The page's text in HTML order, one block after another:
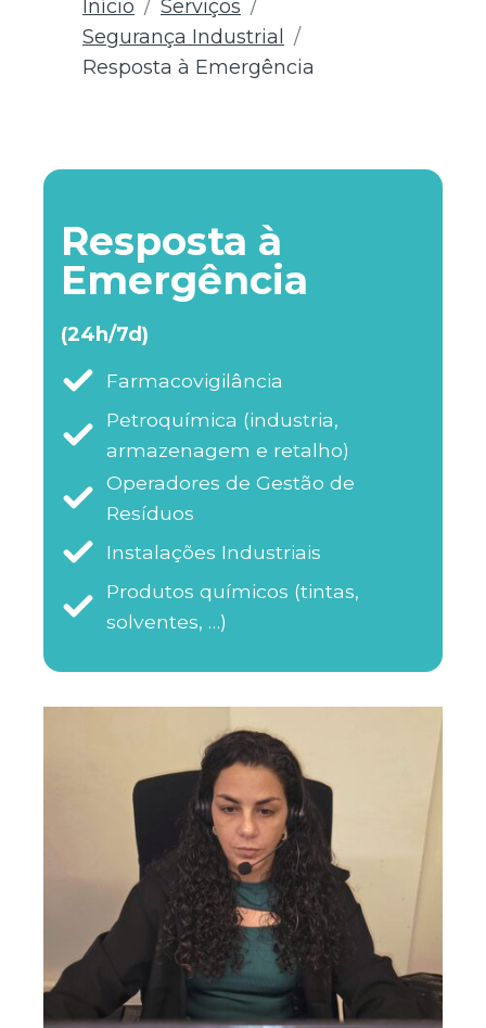
Início
Serviços
Segurança Industrial
Resposta à Emergência
Resposta à
Emergência
(24h/7d)
Farmacovigilância
Petroquímica (industria,
armazenagem e retalho)
Operadores de Gestão de
Resíduos
Instalações Industriais
Produtos químicos (tintas,
solventes, …)